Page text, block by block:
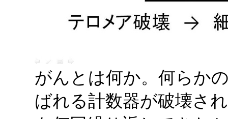
がんとは何か。何らか
ばれる計数器が破壊さ